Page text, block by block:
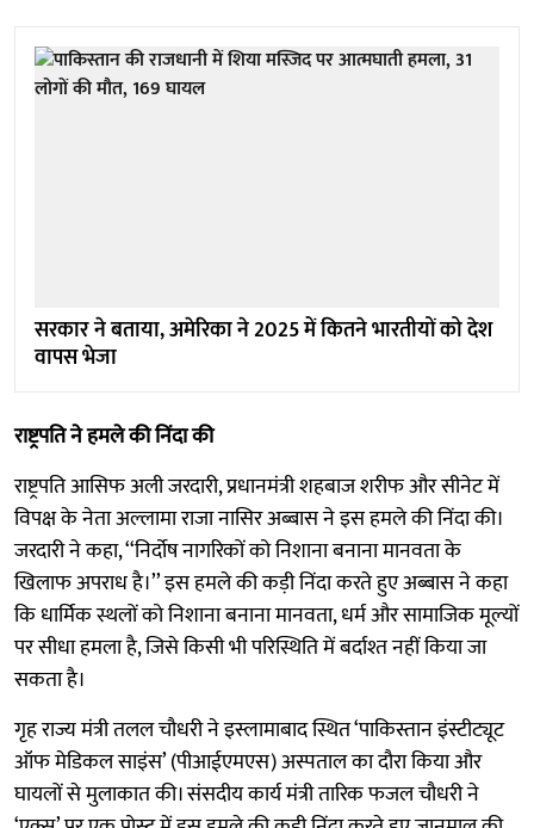
सरकार ने बताया, अमेरिका ने 2025 में कितने भारतीयों को देश
वापस भेजा
राष्ट्रपति ने हमले की निंदा की
राष्ट्रपति आसिफ अली जरदारी, प्रधानमंत्री शहबाज शरीफ और सीनेट में
विपक्ष के नेता अल्लामा राजा नासिर अब्बास ने इस हमले की निंदा की।
जरदारी ने कहा, ‘‘निर्दोष नागरिकों को निशाना बनाना मानवता के
खिलाफ अपराध है।’’ इस हमले की कड़ी निंदा करते हुए अब्बास ने कहा
कि धार्मिक स्थलों को निशाना बनाना मानवता, धर्म और सामाजिक मूल्यों
पर सीधा हमला है, जिसे किसी भी परिस्थिति में बर्दाश्त नहीं किया जा
सकता है।
गृह राज्य मंत्री तलल चौधरी ने इस्लामाबाद स्थित ‘पाकिस्तान इंस्टीट्यूट
ऑफ मेडिकल साइंस’ (पीआईएमएस) अस्पताल का दौरा किया और
घायलों से मुलाकात की। संसदीय कार्य मंत्री तारिक फजल चौधरी ने